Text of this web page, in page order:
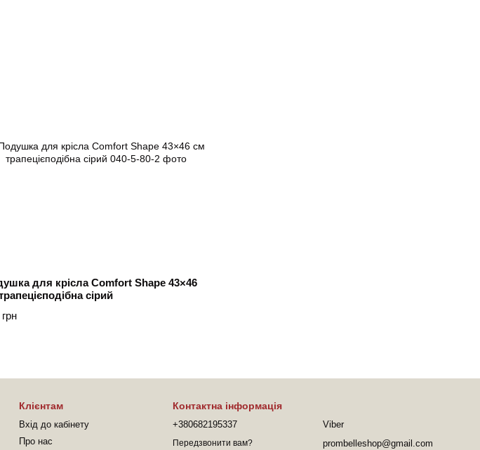
для крісла Comfort Shape 43×46
сірий
Клієнтам
Вхід до кабінету
Про нас
Контактна інформація
+380682195337
Передзвонити вам?
Viber
prombelleshop@gmail.com